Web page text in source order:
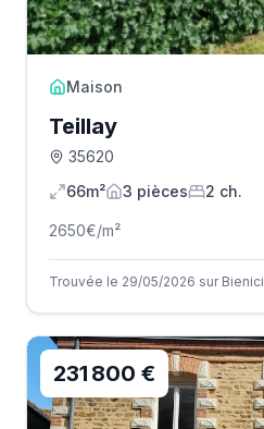
Maison
Teillay
35620
66m²
3 pièces 2 ch.
2650€/m²
Trouvée le 29/05/2026 sur Bienici
231 800 €